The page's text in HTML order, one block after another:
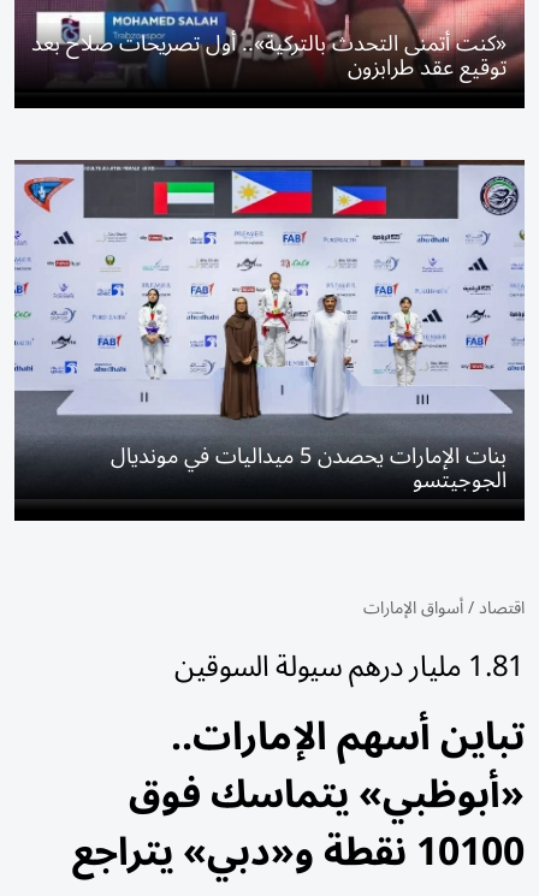
«كنت أتمنى التحدث بالتركية».. أول تصريحات صلاح بعد
توقيع عقد طرابزون
بنات الإمارات يحصدن 5 ميداليات في مونديال
الجوجيتسو
اقتصاد/أسواق الإمارات
1.81 مليار درهم سيولة السوقين
تباين أسهم الإمارات..
«أبوظبي» يتماسك فوق
10100 نقطة و«دبي» يتراجع